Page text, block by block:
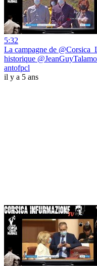
5:32
La campagne de
historique
antofpcl
il y a 5 ans